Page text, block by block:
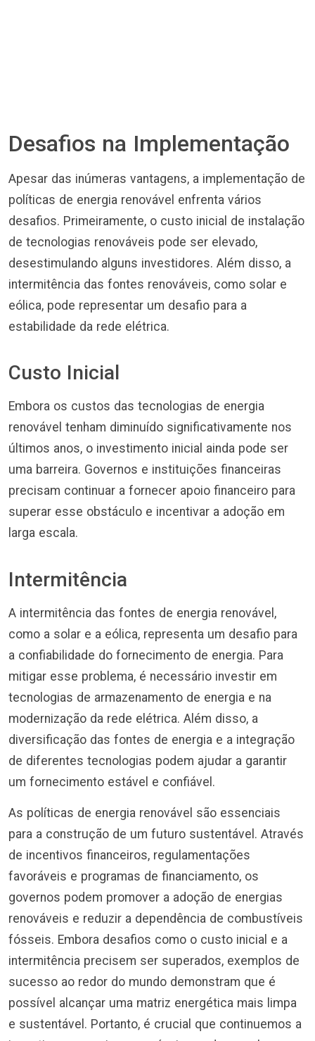
Desafios na Implementação
Apesar das inúmeras vantagens, a implementação de
políticas de energia renovável enfrenta vários
desafios. Primeiramente, o custo inicial de instalação
de tecnologias renováveis pode ser elevado,
desestimulando alguns investidores. Além disso, a
intermitência das fontes renováveis, como solar e
eólica, pode representar um desafio para a
estabilidade da rede elétrica.
Custo Inicial
Embora os custos das tecnologias de energia
renovável tenham diminuído significativamente nos
últimos anos, o investimento inicial ainda pode ser
uma barreira. Governos e instituições financeiras
precisam continuar a fornecer apoio financeiro para
superar esse obstáculo e incentivar a adoção em
larga escala.
Intermitência
A intermitência das fontes de energia renovável,
como a solar e a eólica, representa um desafio para
a confiabilidade do fornecimento de energia. Para
mitigar esse problema, é necessário investir em
tecnologias de armazenamento de energia e na
modernização da rede elétrica. Além disso, a
diversificação das fontes de energia e a integração
de diferentes tecnologias podem ajudar a garantir
um fornecimento estável e confiável.
As políticas de energia renovável são essenciais
para a construção de um futuro sustentável. Através
de incentivos financeiros, regulamentações
favoráveis e programas de financiamento, os
governos podem promover a adoção de energias
renováveis e reduzir a dependência de combustíveis
fósseis. Embora desafios como o custo inicial e a
intermitência precisem ser superados, exemplos de
sucesso ao redor do mundo demonstram que é
possível alcançar uma matriz energética mais limpa
e sustentável. Portanto, é crucial que continuemos a